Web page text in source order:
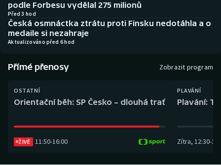
Biatlon
Boby a skeleton
Box
Curling
Aplikace ČT sport
AZ kvíz
podle Forbesu vydělal 275 milionů
Před 3 hod
Česká osmnáctka ztrátu proti Finsku nedotáhla a o
medaile si nezahraje
Aktualizováno před 6 hod
Přímé přenosy Zobrazit program
OSTATNÍ
Orientační běh: SP Česko – dlouhá trať
ŽIVĚ 11:50-16:00
PLAVÁNÍ
Plavání:
Zítra, 12:30-